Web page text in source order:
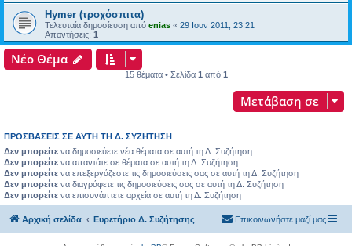
Hymer (τροχόσπιτα)
Τελευταία δημοσίευση από enias « 29 Ιουν 2011, 23:21
Απαντήσεις: 1
Νέο Θέμα
15 θέματα • Σελίδα 1 από 1
Μετάβαση σε
ΠΡΟΣΒΆΣΕΙΣ ΣΕ ΑΥΤΉ ΤΗ Δ. ΣΥΖΉΤΗΣΗ
Δεν μπορείτε να δημοσιεύετε νέα θέματα σε αυτή τη Δ. Συζήτηση
Δεν μπορείτε να απαντάτε σε θέματα σε αυτή τη Δ. Συζήτηση
Δεν μπορείτε να επεξεργάζεστε τις δημοσιεύσεις σας σε αυτή τη Δ. Συζήτηση
Δεν μπορείτε να διαγράφετε τις δημοσιεύσεις σας σε αυτή τη Δ. Συζήτηση
Δεν μπορείτε να επισυνάπτετε αρχεία σε αυτή τη Δ. Συζήτηση
Αρχική σελίδα Ευρετήριο Δ. Συζήτησης Επικοινωνήστε μαζί μας